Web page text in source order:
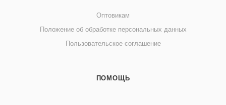
Оптовикам
Положение об обработке персональных данных
Пользовательское соглашение
ПОМОЩЬ